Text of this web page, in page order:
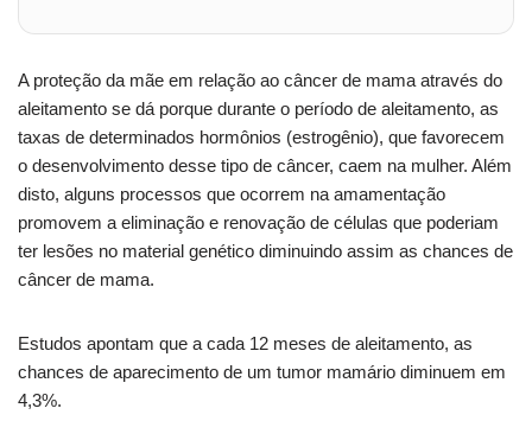
A proteção da mãe em relação ao câncer de mama através do
aleitamento se dá porque durante o período de aleitamento, as
taxas de determinados hormônios (estrogênio), que favorecem
o desenvolvimento desse tipo de câncer, caem na mulher. Além
disto, alguns processos que ocorrem na amamentação
promovem a eliminação e renovação de células que poderiam
ter lesões no material genético diminuindo assim as chances de
câncer de mama.
Estudos apontam que a cada 12 meses de aleitamento, as
chances de aparecimento de um tumor mamário diminuem em
4,3%.